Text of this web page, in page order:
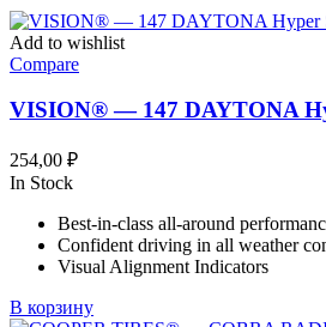
Add to wishlist
Compare
VISION® — 147 DAYTONA
254,00 ₽
In Stock
Best-in-class all-around
Confident driving in all weather
Visual Alignment Indicators
В корзину